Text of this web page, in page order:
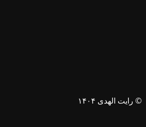
© رایت الهدی ۱۴۰۴